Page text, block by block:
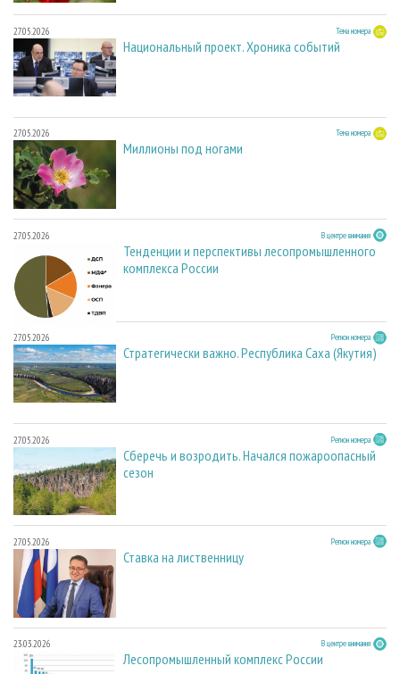
27.05.2026 Тема номера
Национальный проект. Хроника событий
27.05.2026 Тема номера
Миллионы под ногами
27.05.2026 В центре внимания
Тенденции и перспективы лесопромышленного
комплекса России
27.05.2026 Регион номера
Стратегически важно. Республика Саха (Якутия)
27.05.2026 Регион номера
Сберечь и возродить. Начался пожароопасный
сезон
27.05.2026 Регион номера
Ставка на лиственницу
23.03.2026 В центре внимания
Лесопромышленный комплекс России